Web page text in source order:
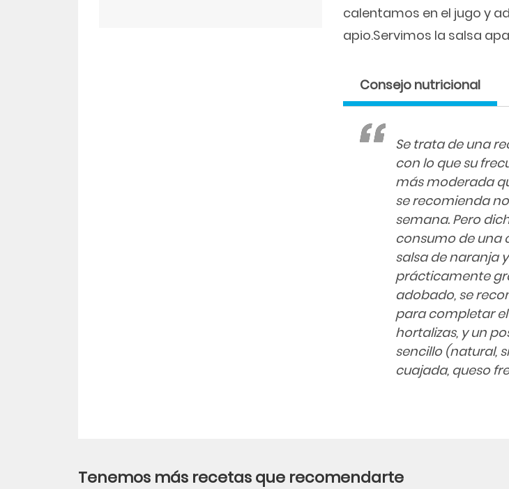
calentamos en el jugo y
apio.Servimos la salsa
Consejo nutricional
Se trata de una
con lo que su
más moderada
se recomienda
semana. Pero
consumo de una
salsa de naranja
prácticamente
adobado, se
para completar
hortalizas, y un
sencillo (natural,
cuajada, queso
Tenemos más recetas que recomendarte